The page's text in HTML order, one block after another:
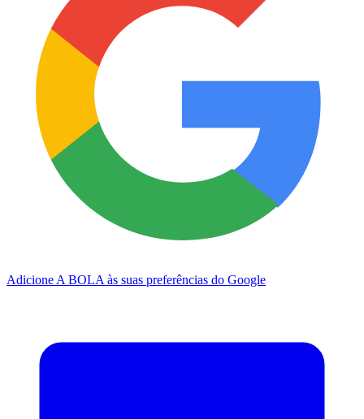
Adicione A BOLA às suas preferências do Google